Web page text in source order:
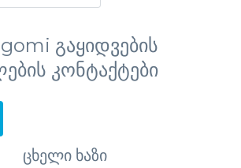
გაყიდვების
კონტაქტები
ცხელი ხაზი